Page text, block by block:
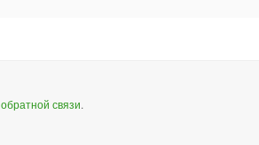
обратной связи.